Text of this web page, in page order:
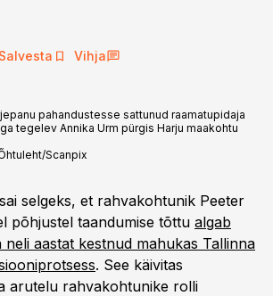
Salvesta Vihja
pahandustesse sattunud raamatupidaja
tegelev Annika Urm pürgis Harju maakohtu
Scanpix
selgeks, et rahvakohtunik Peeter
põhjustel taandumise tõttu algab
neli aastat kestnud mahukas Tallinna
. See käivitas
arutelu rahvakohtunike rolli